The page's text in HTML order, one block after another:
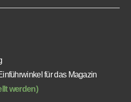
für das Magazin
werden)